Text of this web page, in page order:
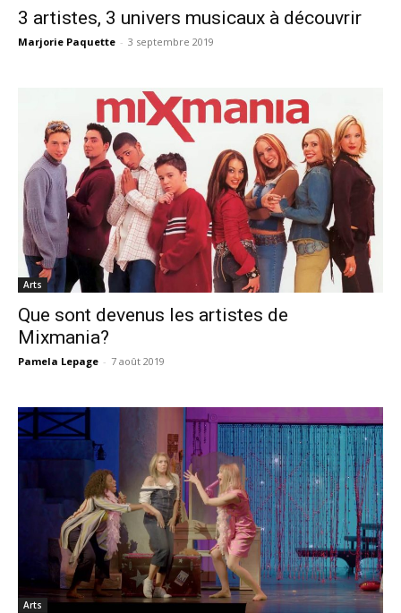
3 artistes, 3 univers musicaux à découvrir
Marjorie Paquette - 3 septembre 2019
Arts
Que sont devenus les artistes de
Mixmania?
Pamela Lepage - 7 août 2019
Arts